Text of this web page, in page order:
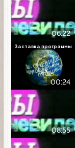
06:22
00:24
Заставка программы
08:55